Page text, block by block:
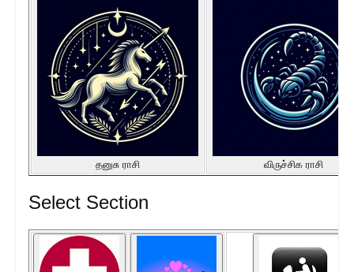
தனுசு ராசி விருச்சிக ராசி
Select Section